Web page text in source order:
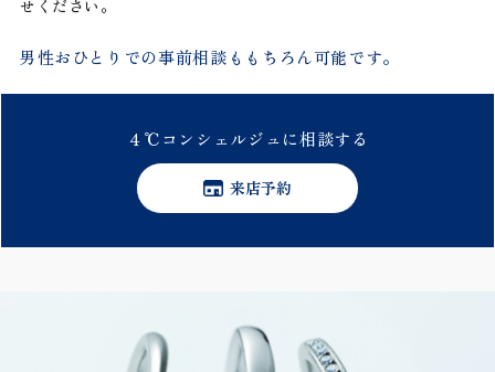
せください。
男性おひとりでの事前相談ももちろん可能です。
４℃コンシェルジュに相談する
来店予約